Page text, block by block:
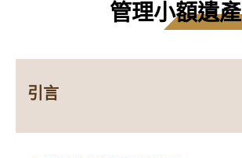
管理小額遺產
引言